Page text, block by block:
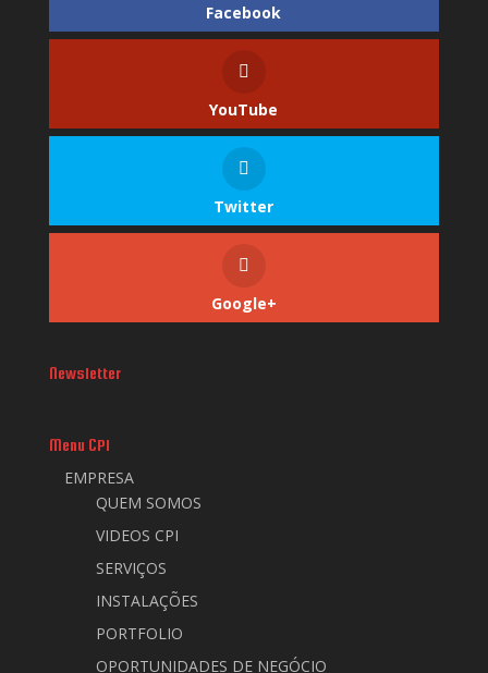
Facebook
YouTube
Twitter
Google+
Newsletter
Menu CPI
EMPRESA
QUEM SOMOS
VIDEOS CPI
SERVIÇOS
INSTALAÇÕES
PORTFOLIO
OPORTUNIDADES DE NEGÓCIO